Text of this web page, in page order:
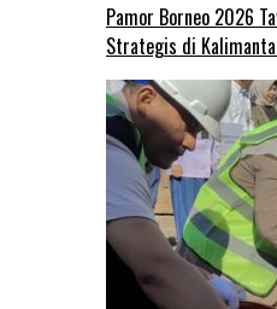
Pamor Borneo 2026
Strategis di